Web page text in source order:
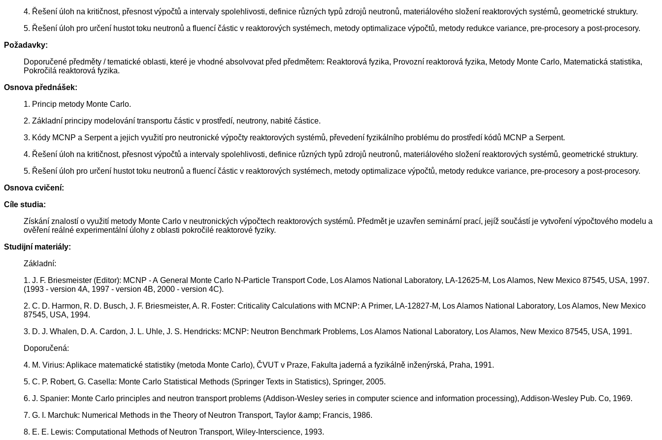
4. Řešení úloh na kritičnost, přesnost výpočtů a intervaly spolehlivosti, definice různých typů zdrojů neutronů, materiálového složení reaktorových systémů, geometrické struktury.
5. Řešení úloh pro určení hustot toku neutronů a fluencí částic v reaktorových systémech, metody optimalizace výpočtů, metody redukce variance, pre-procesory a post-procesory.
Požadavky:
Doporučené předměty / tematické oblasti, které je vhodné absolvovat před předmětem: Reaktorová fyzika, Provozní reaktorová fyzika, Metody Monte Carlo, Matematická statistika,
Pokročilá reaktorová fyzika.
Osnova přednášek:
1. Princip metody Monte Carlo.
2. Základní principy modelování transportu částic v prostředí, neutrony, nabité částice.
3. Kódy MCNP a Serpent a jejich využití pro neutronické výpočty reaktorových systémů, převedení fyzikálního problému do prostředí kódů MCNP a Serpent.
4. Řešení úloh na kritičnost, přesnost výpočtů a intervaly spolehlivosti, definice různých typů zdrojů neutronů, materiálového složení reaktorových systémů, geometrické struktury.
5. Řešení úloh pro určení hustot toku neutronů a fluencí částic v reaktorových systémech, metody optimalizace výpočtů, metody redukce variance, pre-procesory a post-procesory.
Osnova cvičení:
Cíle studia:
Získání znalostí o využití metody Monte Carlo v neutronických výpočtech reaktorových systémů. Předmět je uzavřen seminární prací, jejíž součástí je vytvoření výpočtového modelu a
ověření reálné experimentální úlohy z oblasti pokročilé reaktorové fyziky.
Studijní materiály:
Základní:
1. J. F. Briesmeister (Editor): MCNP - A General Monte Carlo N-Particle Transport Code, Los Alamos National Laboratory, LA-12625-M, Los Alamos, New Mexico 87545, USA, 1997.
(1993 - version 4A, 1997 - version 4B, 2000 - version 4C).
2. C. D. Harmon, R. D. Busch, J. F. Briesmeister, A. R. Foster: Criticality Calculations with MCNP: A Primer, LA-12827-M, Los Alamos National Laboratory, Los Alamos, New Mexico
87545, USA, 1994.
3. D. J. Whalen, D. A. Cardon, J. L. Uhle, J. S. Hendricks: MCNP: Neutron Benchmark Problems, Los Alamos National Laboratory, Los Alamos, New Mexico 87545, USA, 1991.
Doporučená:
4. M. Virius: Aplikace matematické statistiky (metoda Monte Carlo), ČVUT v Praze, Fakulta jaderná a fyzikálně inženýrská, Praha, 1991.
5. C. P. Robert, G. Casella: Monte Carlo Statistical Methods (Springer Texts in Statistics), Springer, 2005.
6. J. Spanier: Monte Carlo principles and neutron transport problems (Addison-Wesley series in computer science and information processing), Addison-Wesley Pub. Co, 1969.
7. G. I. Marchuk: Numerical Methods in the Theory of Neutron Transport, Taylor &amp; Francis, 1986.
8. E. E. Lewis: Computational Methods of Neutron Transport, Wiley-Interscience, 1993.